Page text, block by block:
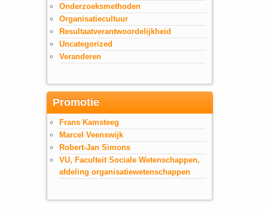
Onderzoeksmethoden
Organisatiecultuur
Resultaatverantwoordelijkheid
Uncategorized
Veranderen
Promotie
Frans Kamsteeg
Marcel Veenswijk
Robert-Jan Simons
VU, Faculteit Sociale Wetenschappen,
afdeling organisatiewetenschappen